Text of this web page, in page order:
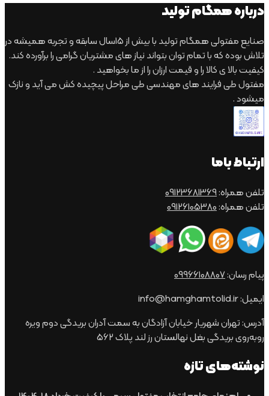
درباره همگام تولید
صنایع مفتولی همگام تولید با بیش از 15سال سابقه و تجربه همیشه در
تلاش بوده که با تمام توان بتواند نیاز های مشتریان گرامی را برآورده کند.
کیفیت بالا ی کالا را و قیمت ارزان را از ما بخواهید .
مفتول طی فرایند های مهندسی طی مراحل پیچیده کش می آید و نازک
میشود .
ارتباط باما
تلفن همراه:09123681369
تلفن همراه:09126105380
پیام رسان:09966108807
ایمیل: info@hamghamtolid.ir
آدرس: تهران شهریار خیابان آزادگان به سمت آدران بریدگی دوم ویره
روبه‌روی بریدگی بغل نهالستان رز لند پلاک 562
نوشته‌های تازه